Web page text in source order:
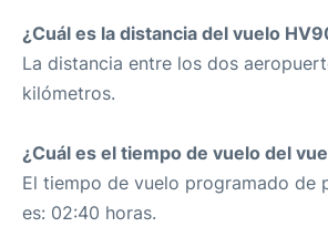
¿Cuál es la distancia del vuelo
La distancia entre los dos
kilómetros.
¿Cuál es el tiempo de vuelo del
El tiempo de vuelo programado de
es: 02:40 horas.